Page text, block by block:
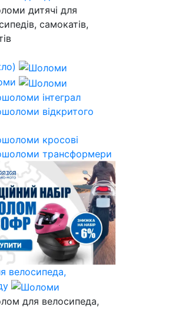
інтеграл
відкритого
кросові
трансформери
велосипеда,